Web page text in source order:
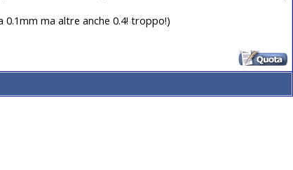
ma altre anche 0.4! troppo!)